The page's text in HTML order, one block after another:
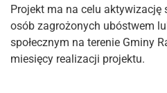
Projekt ma na celu aktywizację
osób zagrożonych ubóstwem
społecznym na terenie Gminy
miesięcy realizacji projektu.